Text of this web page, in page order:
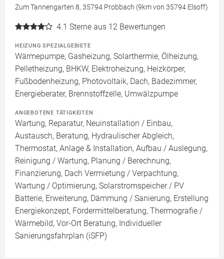
Zum Tannengarten 8, 35794 Probbach (9km von 35794 Elsoff)
4.1 Sterne aus 12 Bewertungen
HEIZUNG SPEZIALGEBIETE
Wärmepumpe, Gasheizung, Solarthermie, Ölheizung,
Pelletheizung, BHKW, Elektroheizung, Heizkörper,
Fußbodenheizung, Photovoltaik, Dach, Badezimmer,
Energieberater, Brennstoffzelle, Umwälzpumpe
ANGEBOTENE TÄTIGKEITEN
Wartung, Reparatur, Neuinstallation / Einbau,
Austausch, Beratung, Hydraulischer Abgleich,
Thermostat, Anlage & Installation, Aufbau / Auslegung,
Reinigung / Wartung, Planung / Berechnung,
Finanzierung, Dach Vermietung / Verpachtung,
Wartung / Optimierung, Solarstromspeicher / PV
Batterie, Erweiterung, Dämmung / Sanierung, Erstellung
Energiekonzept, Fördermittelberatung, Thermografie /
Wärmebild, Vor-Ort Beratung, Individueller
Sanierungsfahrplan (iSFP)